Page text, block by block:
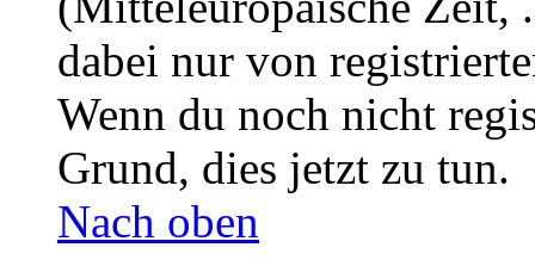
dabei nur von
Wenn du noch nicht
Grund, dies jetzt zu tun.
Nach oben